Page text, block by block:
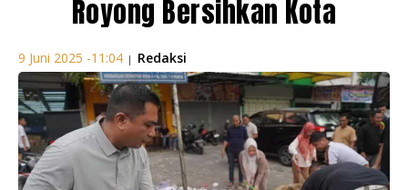
Royong Bersihkan Kota
9 Juni 2025 -11:04 | Redaksi